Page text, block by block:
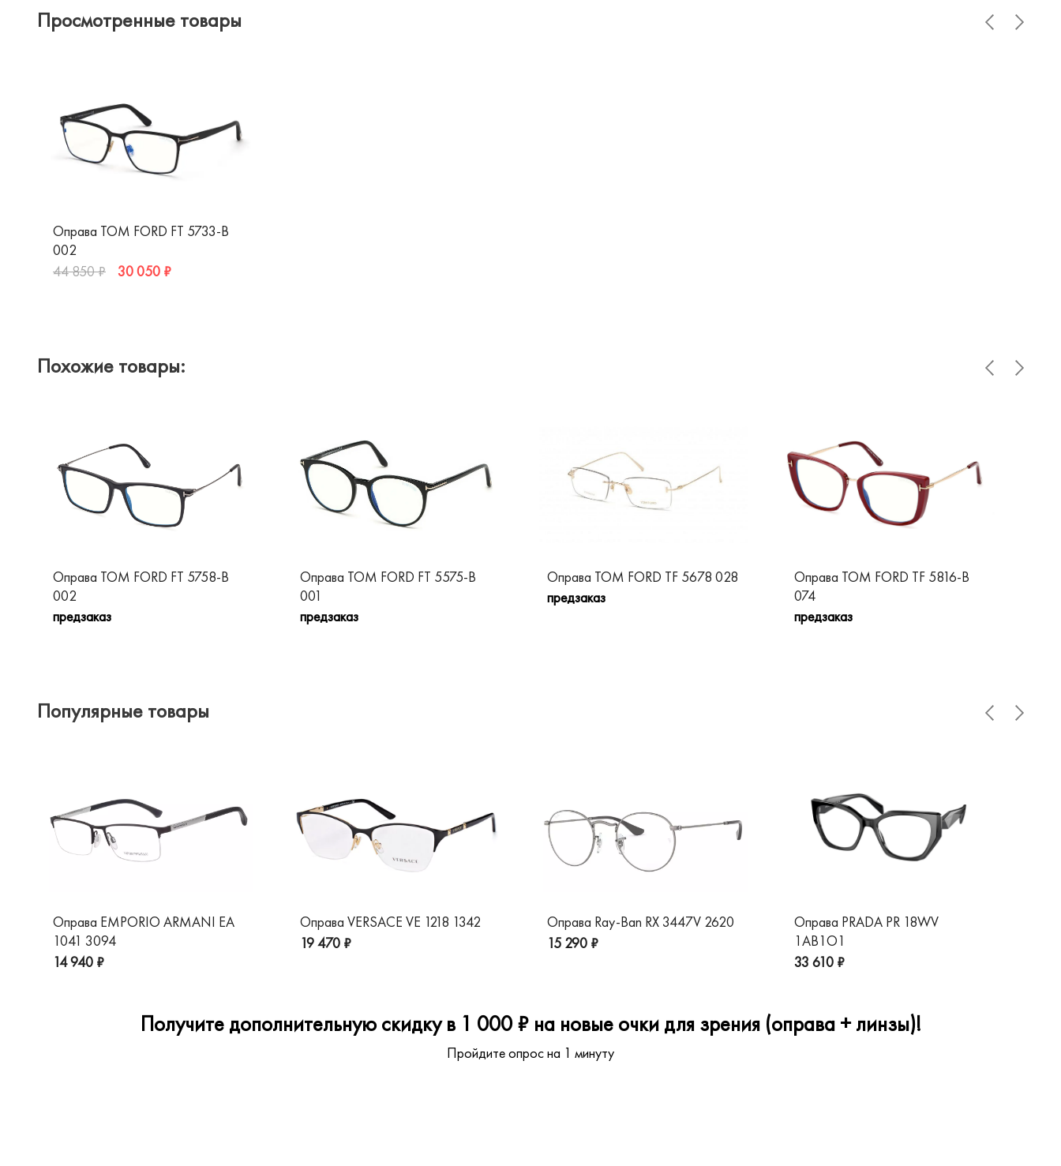
Просмотренные товары
Оправа TOM FORD FT 5733-B
002
44 850 ₽
30 050 ₽
Похожие товары:
Оправа TOM FORD FT 5758-B
002
предзаказ
Оправа TOM FORD FT 5575-B
001
предзаказ
Оправа TOM FORD TF 5678 028
предзаказ
Оправа TOM FORD TF 5816-B
074
предзаказ
Популярные товары
Оправа EMPORIO ARMANI EA
1041 3094
14 940 ₽
Оправа VERSACE VE 1218 1342
19 470 ₽
Оправа Ray-Ban RX 3447V 2620
15 290 ₽
Оправа PRADA PR 18WV
1AB1O1
33 610 ₽
Получите дополнительную скидку в 1 000 ₽ на новые очки для зрения (оправа + линзы)!
Пройдите опрос на 1 минуту